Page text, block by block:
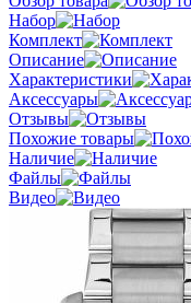
Набор
Комплект
Описание
Характеристики
Аксессуары
Отзывы
Похожие товары
Наличие
Файлы
Видео